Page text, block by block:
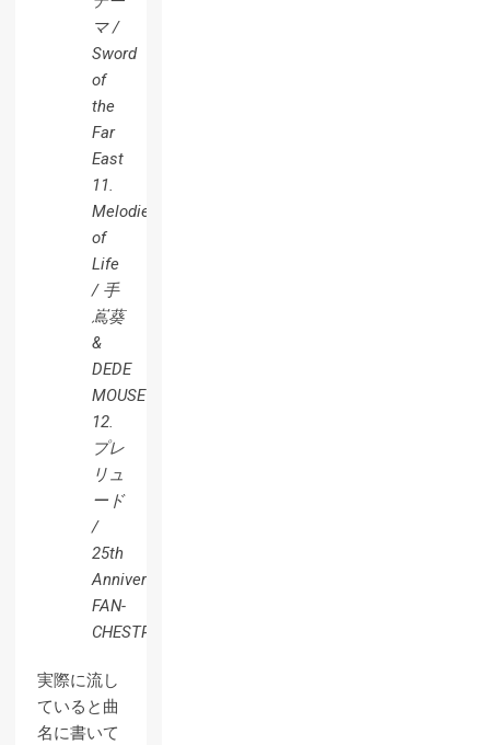
マ /
Sword
of
the
Far
East
11.
Melodies
of
Life
/ 手
嶌葵
&
DEDE
MOUSE
12.
プレ
リュ
ード
/
25th
Anniversary
FAN-
CHESTRA
実際に流し
ていると曲
名に書いて